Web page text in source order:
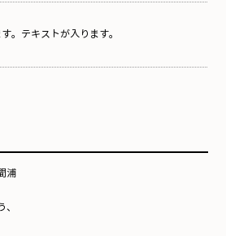
。テキストが入ります。
浦